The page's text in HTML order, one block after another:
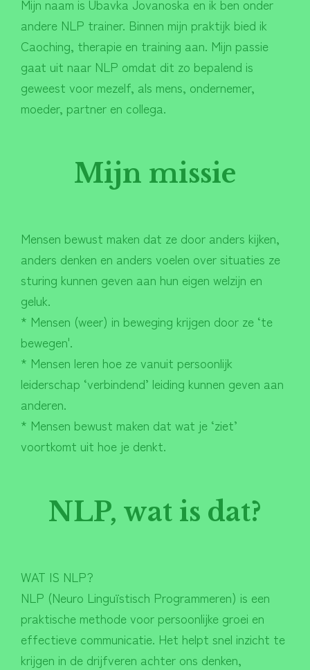
Mijn naam is Ubavka Jovanoska en ik ben onder
andere NLP trainer. Binnen mijn praktijk bied ik
Caoching, therapie en training aan. Mijn passie
gaat uit naar NLP omdat dit zo bepalend is
geweest voor mezelf, als mens, ondernemer,
moeder, partner en collega.
Mijn missie
Mensen bewust maken dat ze door anders kijken,
anders denken en anders voelen over situaties ze
sturing kunnen geven aan hun eigen welzijn en
geluk.
* Mensen (weer) in beweging krijgen door ze ‘te
bewegen'.
* Mensen leren hoe ze vanuit persoonlijk
leiderschap ‘verbindend’ leiding kunnen geven aan
anderen.
* Mensen bewust maken dat wat je ‘ziet’
voortkomt uit hoe je denkt.
NLP, wat is dat?
WAT IS NLP?
NLP (Neuro Linguïstisch Programmeren) is een
praktische methode voor persoonlijke groei en
effectieve communicatie. Het helpt snel inzicht te
krijgen in de drijfveren achter ons denken,